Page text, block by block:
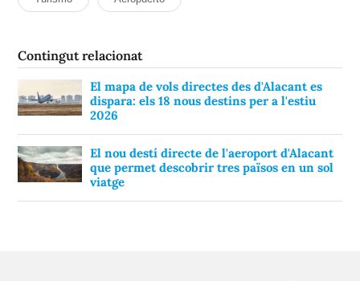
Contingut relacionat
El mapa de vols directes des d'Alacant es
dispara: els 18 nous destins per a l'estiu
2026
El nou destí directe de l'aeroport d'Alacant
que permet descobrir tres països en un sol
viatge